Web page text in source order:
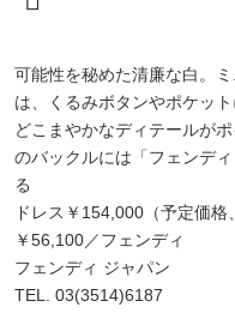
可能性を秘めた清廉な白。
は、くるみボタンやポケッ
どこまやかなディテールが
のバックルには「フェンデ
る
ドレス￥154,000（予定価
￥56,100／フェンディ
フェンディ ジャパン
TEL. 03(3514)6187